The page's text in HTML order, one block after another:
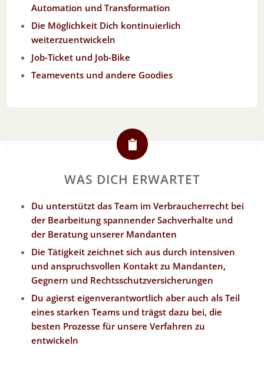
Automation und Transformation
Die Möglichkeit Dich kontinuierlich
weiterzuentwickeln
Job-Ticket und Job-Bike
Teamevents und andere Goodies
WAS DICH ERWARTET
Du unterstützt das Team im Verbraucherrecht bei
der Bearbeitung spannender Sachverhalte und
der Beratung unserer Mandanten
Die Tätigkeit zeichnet sich aus durch intensiven
und anspruchsvollen Kontakt zu Mandanten,
Gegnern und Rechtsschutzversicherungen
Du agierst eigenverantwortlich aber auch als Teil
eines starken Teams und trägst dazu bei, die
besten Prozesse für unsere Verfahren zu
entwickeln